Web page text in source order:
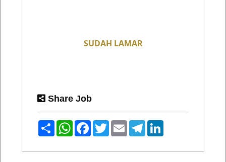
Share Job
ShareWhatsApp
Facebook
TwitterEmailTelegram